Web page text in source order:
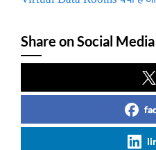
Share on Social Media